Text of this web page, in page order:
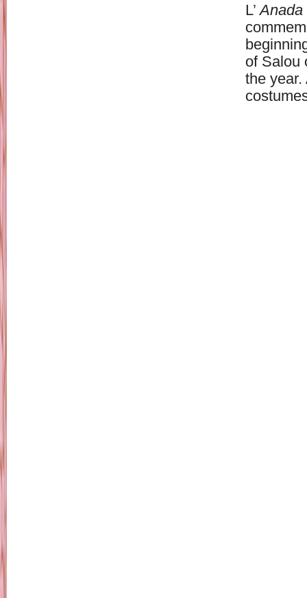
L’Anada
of Salou
the